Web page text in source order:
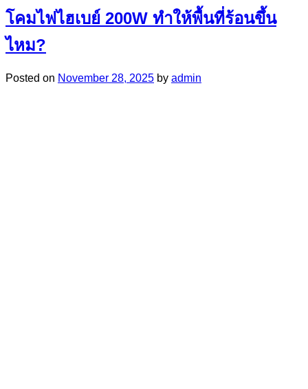
โคมไฟไฮเบย์ 200W ทำให้พื้นที่ร้อนขึ้น
ไหม?
Posted on November 28, 2025 by admin